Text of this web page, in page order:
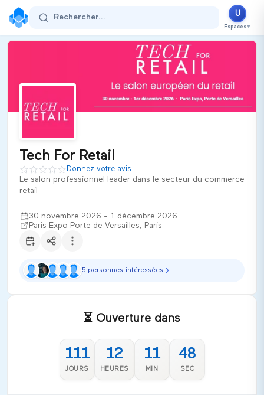
Rechercher... U
Espaces ▼
Tech For Retail
Donnez votre avis
Le salon professionnel leader dans le secteur du commerce
retail
30 novembre 2026 - 1 décembre 2026
Paris Expo Porte de Versailles, Paris
5 personnes intéressées
⏳ Ouverture dans
111
JOURS
12
HEURES
11
MIN
48
SEC